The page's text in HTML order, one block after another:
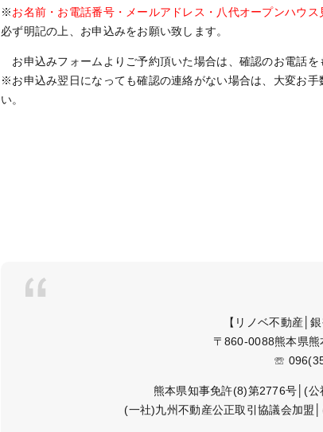
※お名前・お電話番号・メールアドレス・八代オープンハウス
必ず明記の上、お申込みをお願い致します。
お申込みフォームよりご予約頂いた場合は、確認のお電話
※お申込み翌日になっても確認の連絡がない場合は、大変お
い。
【リノベ不動産│
〒860-0088熊本県
☏
熊本県知事免許(8)第2776号│(
(一社)九州不動産公正取引協議会加盟